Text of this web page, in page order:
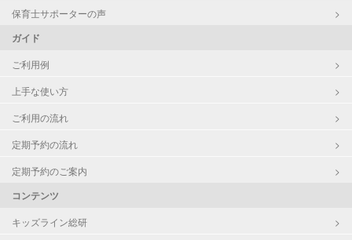
保育士サポーターの声
ガイド
ご利用例
上手な使い方
ご利用の流れ
定期予約の流れ
定期予約のご案内
コンテンツ
キッズライン総研